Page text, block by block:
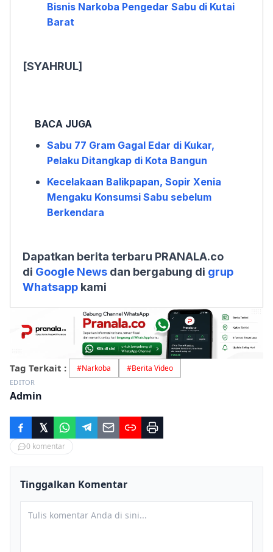
Bisnis Narkoba Pengedar Sabu di Kutai
Barat
[SYAHRUL]
BACA JUGA
Sabu 77 Gram Gagal Edar di Kukar,
Pelaku Ditangkap di Kota Bangun
Kecelakaan Balikpapan, Sopir Xenia
Mengaku Konsumsi Sabu sebelum
Berkendara
Dapatkan berita terbaru PRANALA.co
di Google News dan bergabung di grup
Whatsapp kami
Tag Terkait : #Narkoba #Berita Video
EDITOR
Admin
0 komentar
Tinggalkan Komentar